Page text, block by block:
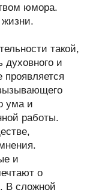
юмора.
жизни.
такой,
духовного и
проявляется
ума и
работы.
и
о
В сложной